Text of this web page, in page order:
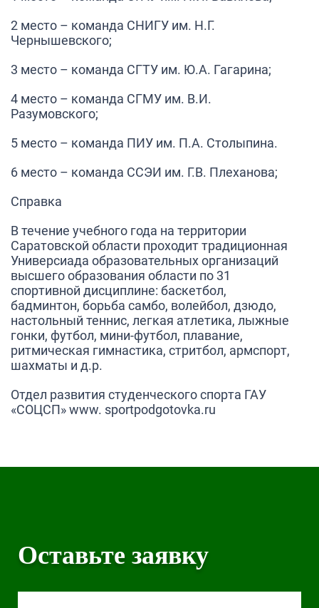
2 место – команда СНИГУ им. Н.Г.
Чернышевского;
3 место – команда СГТУ им. Ю.А. Гагарина;
4 место – команда СГМУ им. В.И.
Разумовского;
5 место – команда ПИУ им. П.А. Столыпина.
6 место – команда ССЭИ им. Г.В. Плеханова;
Справка
В течение учебного года на территории
Саратовской области проходит традиционная
Универсиада образовательных организаций
высшего образования области по 31
спортивной дисциплине: баскетбол,
бадминтон, борьба самбо, волейбол, дзюдо,
настольный теннис, легкая атлетика, лыжные
гонки, футбол, мини-футбол, плавание,
ритмическая гимнастика, стритбол, армспорт,
шахматы и д.р.
Отдел развития студенческого спорта ГАУ
«СОЦСП» www. sportpodgotovka.ru
Оставьте заявку